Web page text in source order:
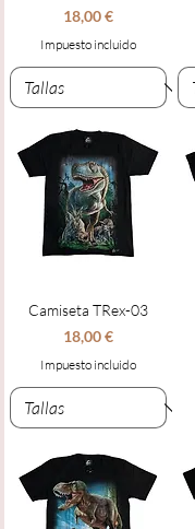
Precio
18,00 €
Impuesto incluido
Camiseta TRex-03
Precio
18,00 €
Impuesto incluido